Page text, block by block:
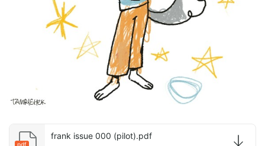
pdf
frank issue 000 (pilot).pdf